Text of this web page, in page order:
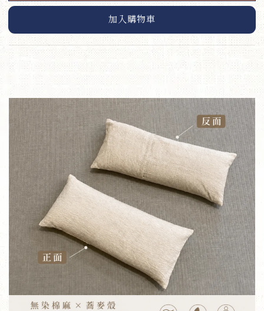
加入購物車